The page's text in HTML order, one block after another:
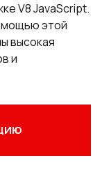
V8 JavaScript.
этой
высокая
и